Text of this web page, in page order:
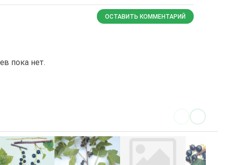
ОСТАВИТЬ КОММЕНТАРИЙ
пока нет.